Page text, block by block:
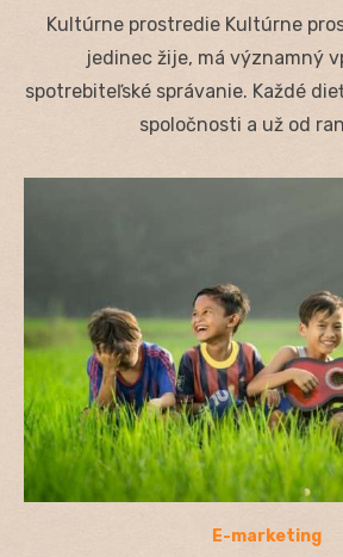
Kultúrne prostredie Kultúrne
jedinec žije, má významný
spotrebiteľské správanie. Každé
spoločnosti a už od
E-marketing